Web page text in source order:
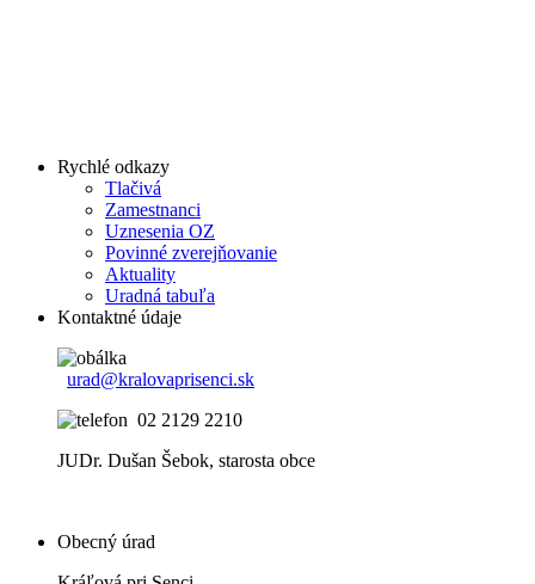
Rychlé odkazy
Tlačivá
Zamestnanci
Uznesenia OZ
Povinné zverejňovanie
Aktuality
Uradná tabuľa
Kontaktné údaje
urad@kralovaprisenci.sk
02 2129 2210
JUDr. Dušan Šebok, starosta obce
Obecný úrad